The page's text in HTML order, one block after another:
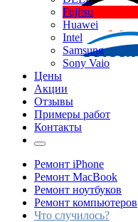
Fujitsu
Huawei
Intel
Samsung
Sony Vaio
Цены
Акции
Отзывы
Примеры работ
Контакты
Ремонт iPhone
Ремонт MacBook
Ремонт ноутбуков
Ремонт компьютеров
Что случилось?